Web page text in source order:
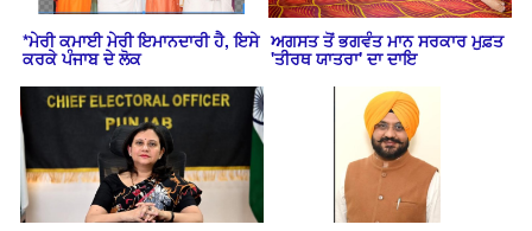
*ਮੇਰੀ ਕਮਾਈ ਮੇਰੀ ਇਮਾਨਦਾਰੀ ਹੈ, ਇਸੇ
ਕਰਕੇ ਪੰਜਾਬ ਦੇ ਲੋਕ
ਅਗਸਤ ਤੋਂ ਭਗਵੰਤ ਮਾਨ ਸਰਕਾਰ ਮੁਫ਼ਤ
'ਤੀਰਥ ਯਾਤਰਾ' ਦਾ ਦਾਇ